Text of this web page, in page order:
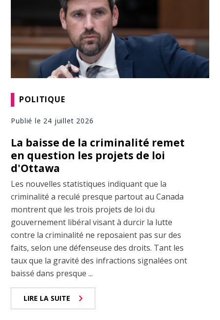
POLITIQUE
Publié le 24 juillet 2026
La baisse de la criminalité remet
en question les projets de loi
d'Ottawa
Les nouvelles statistiques indiquant que la
criminalité a reculé presque partout au Canada
montrent que les trois projets de loi du
gouvernement libéral visant à durcir la lutte
contre la criminalité ne reposaient pas sur des
faits, selon une défenseuse des droits. Tant les
taux que la gravité des infractions signalées ont
baissé dans presque ...
LIRE LA SUITE